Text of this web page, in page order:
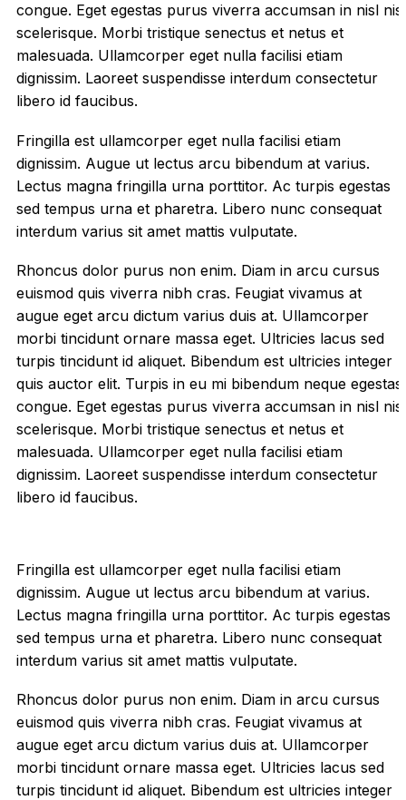
congue. Eget egestas purus viverra accumsan in nisl nisi
scelerisque. Morbi tristique senectus et netus et
malesuada. Ullamcorper eget nulla facilisi etiam
dignissim. Laoreet suspendisse interdum consectetur
libero id faucibus.
Fringilla est ullamcorper eget nulla facilisi etiam
dignissim. Augue ut lectus arcu bibendum at varius.
Lectus magna fringilla urna porttitor. Ac turpis egestas
sed tempus urna et pharetra. Libero nunc consequat
interdum varius sit amet mattis vulputate.
Rhoncus dolor purus non enim. Diam in arcu cursus
euismod quis viverra nibh cras. Feugiat vivamus at
augue eget arcu dictum varius duis at. Ullamcorper
morbi tincidunt ornare massa eget. Ultricies lacus sed
turpis tincidunt id aliquet. Bibendum est ultricies integer
quis auctor elit. Turpis in eu mi bibendum neque egestas
congue. Eget egestas purus viverra accumsan in nisl nisi
scelerisque. Morbi tristique senectus et netus et
malesuada. Ullamcorper eget nulla facilisi etiam
dignissim. Laoreet suspendisse interdum consectetur
libero id faucibus.
Fringilla est ullamcorper eget nulla facilisi etiam
dignissim. Augue ut lectus arcu bibendum at varius.
Lectus magna fringilla urna porttitor. Ac turpis egestas
sed tempus urna et pharetra. Libero nunc consequat
interdum varius sit amet mattis vulputate.
Rhoncus dolor purus non enim. Diam in arcu cursus
euismod quis viverra nibh cras. Feugiat vivamus at
augue eget arcu dictum varius duis at. Ullamcorper
morbi tincidunt ornare massa eget. Ultricies lacus sed
turpis tincidunt id aliquet. Bibendum est ultricies integer